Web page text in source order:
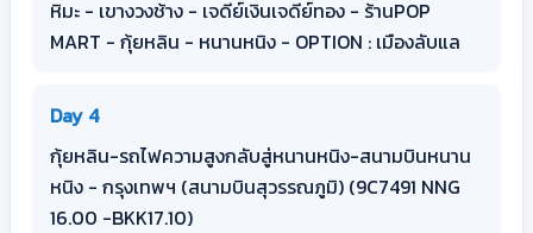
หิมะ - เขางวงช้าง - เจดีย์เงินเจดีย์ทอง - ร้านPOP
MART - กุ้ยหลิน - หนานหนิง - OPTION : เมืองลับแล
Day 4
กุ้ยหลิน-รถไฟความสูงกลับสู่หนานหนิง-สนามบินหนาน
หนิง - กรุงเทพฯ (สนามบินสุวรรณภูมิ) (9C7491 NNG
16.00 -BKK17.10)